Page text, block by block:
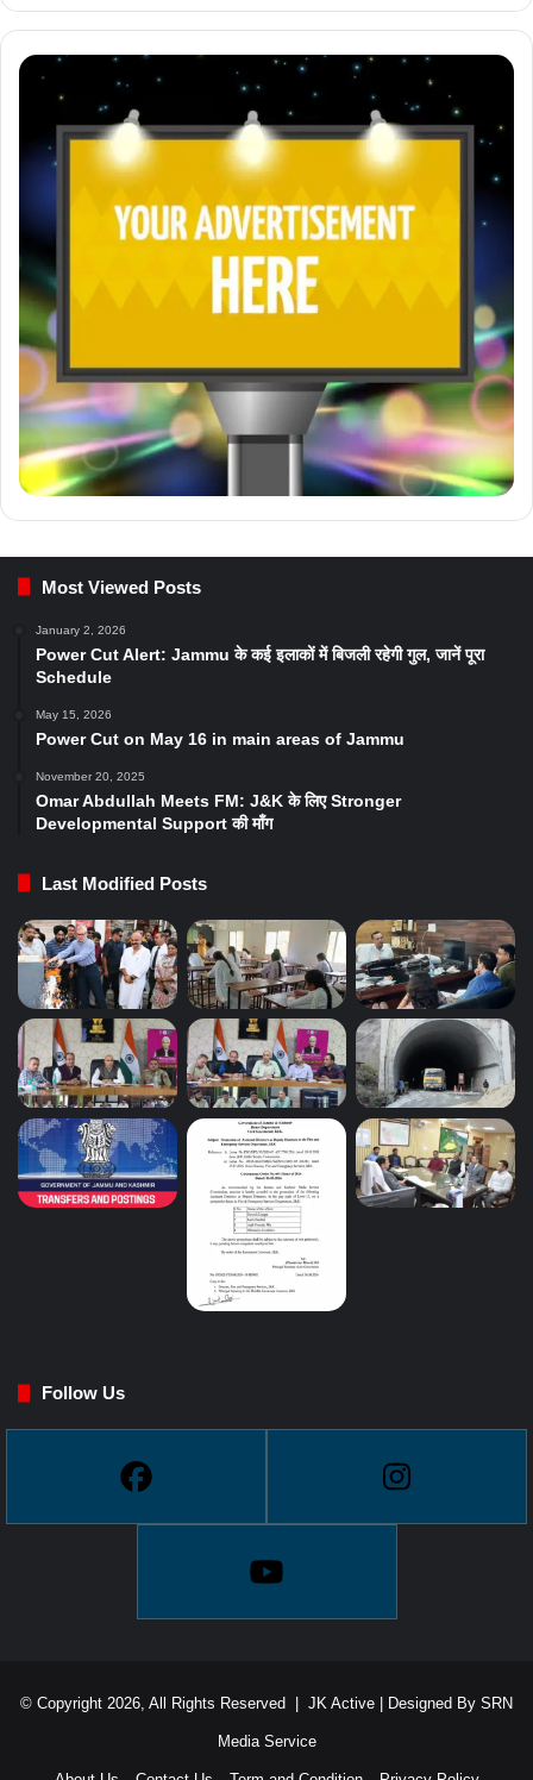
Most Viewed Posts
January 2, 2026
Power Cut Alert: Jammu के कई इलाकों में बिजली रहेगी गुल, जानें पूरा
Schedule
May 15, 2026
Power Cut on May 16 in main areas of Jammu
November 20, 2025
Omar Abdullah Meets FM: J&K के लिए Stronger
Developmental Support की माँग
Last Modified Posts
Follow Us
© Copyright 2026, All Rights Reserved | JK Active | Designed By SRN
Media Service